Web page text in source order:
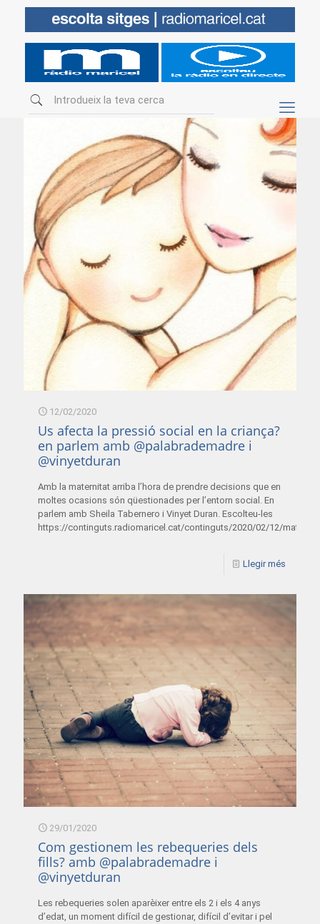
12/02/2020
Us afecta la pressió social en la criança?
en parlem amb @palabrademadre i
@vinyetduran
Amb la maternitat arriba l’hora de prendre decisions que en
moltes ocasions són qüestionades per l’entorn social. En
parlem amb Sheila Tabernero i Vinyet Duran. Escolteu-les
https://continguts.radiomaricel.cat/continguts/2020/02/12/
Llegir més
29/01/2020
Com gestionem les rebequeries dels
fills? amb @palabrademadre i
@vinyetduran
Les rebequeries solen aparèixer entre els 2 i els 4 anys
d’edat, un moment difícil de gestionar, difícil d’evitar i pel